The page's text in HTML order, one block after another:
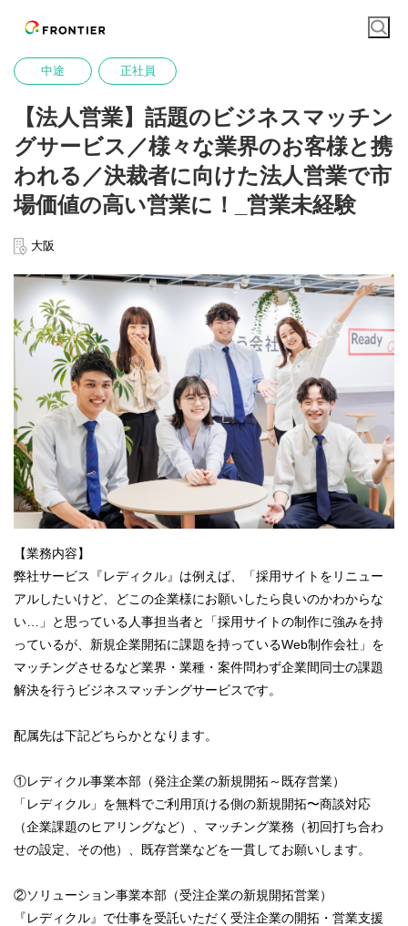
中途 正社員
【法人営業】話題のビジネスマッチン
グサービス／様々な業界のお客様と携
われる／決裁者に向けた法人営業で市
場価値の高い営業に！_営業未経験
大阪
【業務内容】
弊社サービス『レディクル』は例えば、「採用サイトをリニュー
アルしたいけど、どこの企業様にお願いしたら良いのかわからな
い…」と思っている人事担当者と「採用サイトの制作に強みを持
っているが、新規企業開拓に課題を持っているWeb制作会社」を
マッチングさせるなど業界・業種・案件問わず企業間同士の課題
解決を行うビジネスマッチングサービスです。
配属先は下記どちらかとなります。
①レディクル事業本部（発注企業の新規開拓～既存営業）
「レディクル」を無料でご利用頂ける側の新規開拓〜商談対応
（企業課題のヒアリングなど）、マッチング業務（初回打ち合わ
せの設定、その他）、既存営業などを一貫してお願いします。
②ソリューション事業本部（受注企業の新規開拓営業）
『レディクル』で仕事を受託いただく受注企業の開拓・営業支援